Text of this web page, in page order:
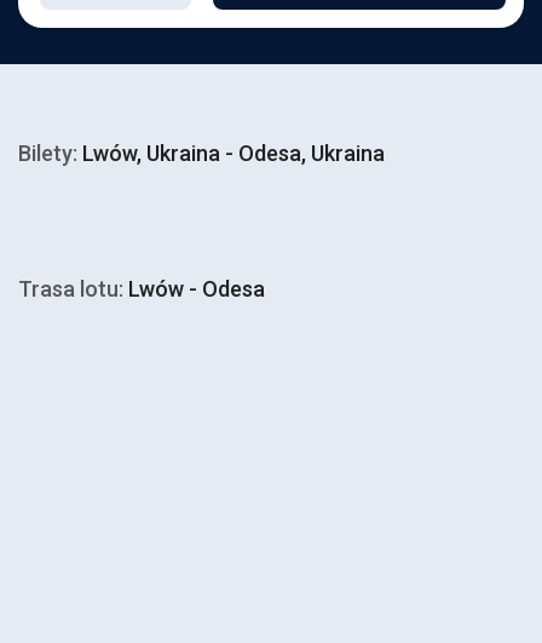
Bilety: Lwów, Ukraina - Odesa, Ukraina
Trasa lotu: Lwów - Odesa